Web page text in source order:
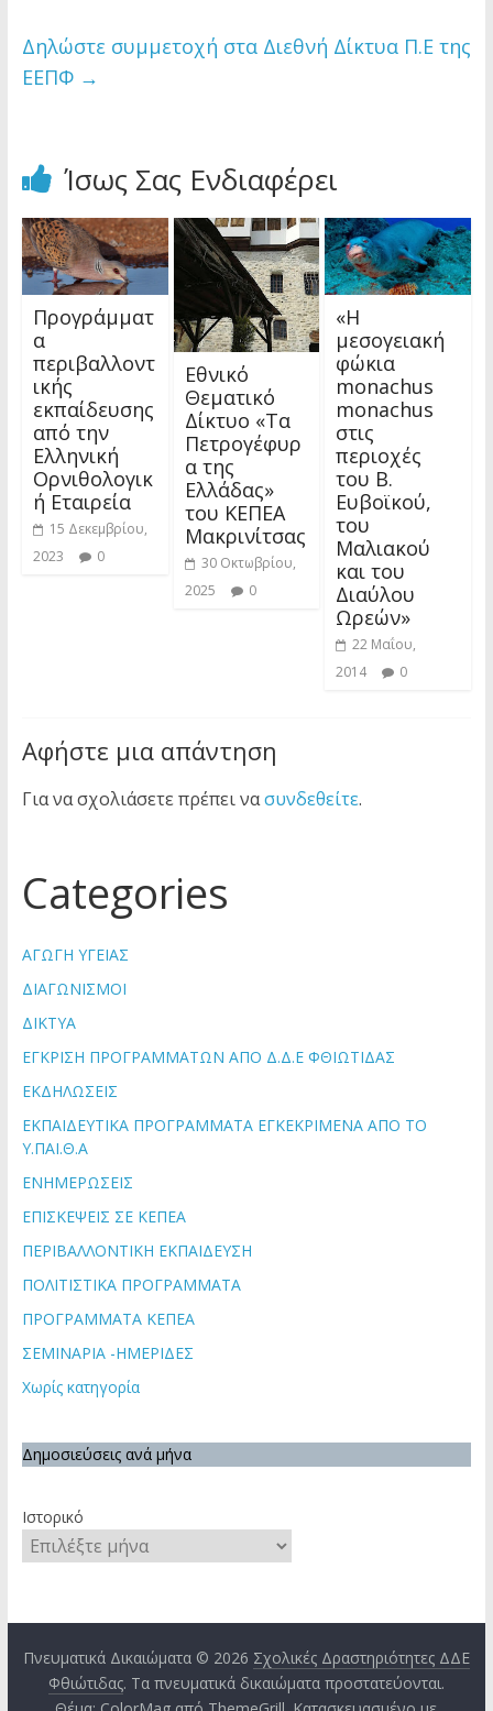
Δηλώστε συμμετοχή στα Διεθνή Δίκτυα Π.Ε της
ΕΕΠΦ →
Ίσως Σας Ενδιαφέρει
Προγράμματ
α
περιβαλλοντ
ικής
εκπαίδευσης
από την
Ελληνική
Ορνιθολογικ
ή Εταιρεία
15 Δεκεμβρίου,
2023
0
Εθνικό
Θεματικό
Δίκτυο «Τα
Πετρογέφυρ
α της
Ελλάδας»
του ΚΕΠΕΑ
Μακρινίτσας
30 Οκτωβρίου,
2025
0
«Η
μεσογειακή
φώκια
monachus
monachus
στις
περιοχές
του Β.
Ευβοϊκού,
του
Μαλιακού
και του
Διαύλου
Ωρεών»
22 Μαΐου,
2014
0
Αφήστε μια απάντηση
Για να σχολιάσετε πρέπει νασυνδεθείτε.
Categories
ΑΓΩΓΗ ΥΓΕΙΑΣ
ΔΙΑΓΩΝΙΣΜΟΙ
ΔΙΚΤΥΑ
ΕΓΚΡΙΣΗ ΠΡΟΓΡΑΜΜΑΤΩΝ ΑΠΟ Δ.Δ.Ε ΦΘΙΩΤΙΔΑΣ
ΕΚΔΗΛΩΣΕΙΣ
ΕΚΠΑΙΔΕΥΤΙΚΑ ΠΡΟΓΡΑΜΜΑΤΑ ΕΓΚΕΚΡΙΜΕΝΑ ΑΠΟ ΤΟ
Υ.ΠΑΙ.Θ.Α
ΕΝΗΜΕΡΩΣΕΙΣ
ΕΠΙΣΚΕΨΕΙΣ ΣΕ ΚΕΠΕΑ
ΠΕΡΙΒΑΛΛΟΝΤΙΚΗ ΕΚΠΑΙΔΕΥΣΗ
ΠΟΛΙΤΙΣΤΙΚΑ ΠΡΟΓΡΑΜΜΑΤΑ
ΠΡΟΓΡΑΜΜΑΤΑ ΚΕΠΕΑ
ΣΕΜΙΝΑΡΙΑ -ΗΜΕΡΙΔΕΣ
Χωρίς κατηγορία
Δημοσιεύσεις ανά μήνα
Ιστορικό
Πνευματικά Δικαιώματα © 2026 Σχολικές Δραστηριότητες ΔΔΕ
Φθιώτιδας. Τα πνευματικά δικαιώματα προστατεύονται.